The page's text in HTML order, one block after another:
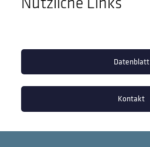
Datenblatt
Kontakt